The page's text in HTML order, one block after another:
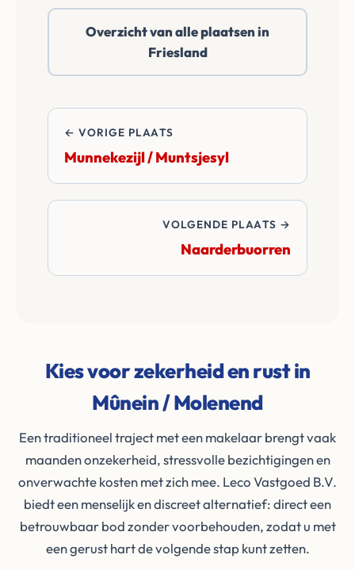
of daarbuiten. Wij
betalen alle
overdrachtskosten
en notariskosten van
Overzicht van alle plaatsen in
Friesland
← VORIGE PLAATS
Munnekezijl / Muntsjesyl
VOLGENDE PLAATS →
Naarderbuorren
Kies voor zekerheid en rust in
Mûnein / Molenend
Een traditioneel traject met een makelaar brengt vaak
maanden onzekerheid, stressvolle bezichtigingen en
onverwachte kosten met zich mee. Leco Vastgoed B.V.
biedt een menselijk en discreet alternatief: direct een
betrouwbaar bod zonder voorbehouden, zodat u met
een gerust hart de volgende stap kunt zetten.